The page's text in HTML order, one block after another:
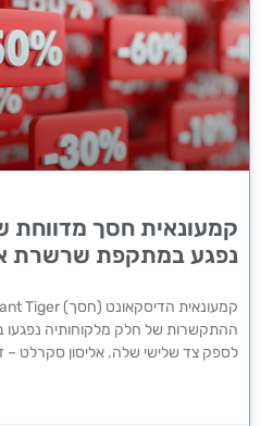
קמעונאית חסך מדווחת
נפגע במתקפת שרשרת
ההתקשרות של חלק מלקוחותיה
לספק צד שלישי שלה. אליסון סקרלט